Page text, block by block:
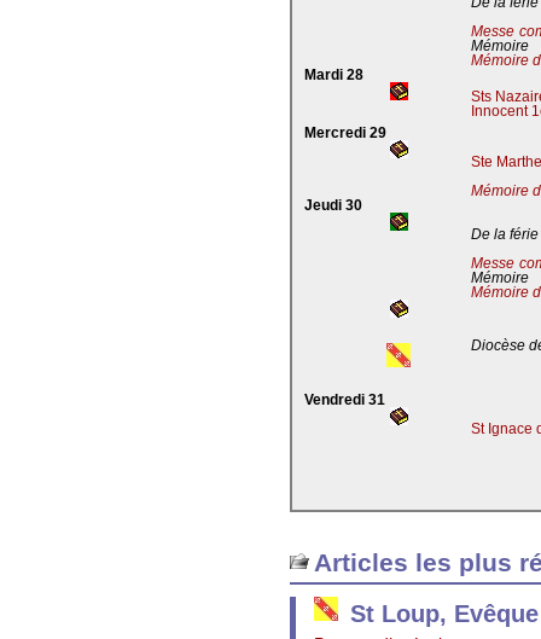
Messe
Mémoire
Mémoire
Mardi 28
Sts
Innocent
Mercredi 29
Ste
Mémoire
Jeudi 30
De la férie
Messe
Mémoire
Mémoire
Diocèse
Vendredi 31
St Ignace
Articles les plus
St Loup,